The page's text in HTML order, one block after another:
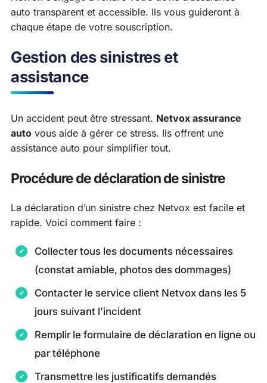
auto transparent et accessible. Ils vous guideront à
chaque étape de votre souscription.
Gestion des sinistres et
assistance
Un accident peut être stressant. Netvox assurance
auto vous aide à gérer ce stress. Ils offrent une
assistance auto pour simplifier tout.
Procédure de déclaration de sinistre
La déclaration d’un sinistre chez Netvox est facile et
rapide. Voici comment faire :
Collecter tous les documents nécessaires
(constat amiable, photos des dommages)
Contacter le service client Netvox dans les 5
jours suivant l’incident
Remplir le formulaire de déclaration en ligne ou
par téléphone
Transmettre les justificatifs demandés